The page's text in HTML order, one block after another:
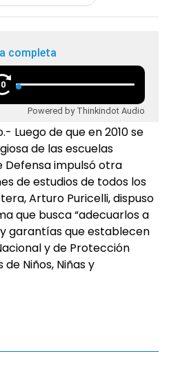
completa
Powered by Thinkindot Audio
Luego de que en 2010 se
de las escuelas
Defensa impulsó otra
de estudios de todos los
Arturo Puricelli, dispuso
que busca “adecuarlos a
garantías que establecen
y de Protección
Niños, Niñas y